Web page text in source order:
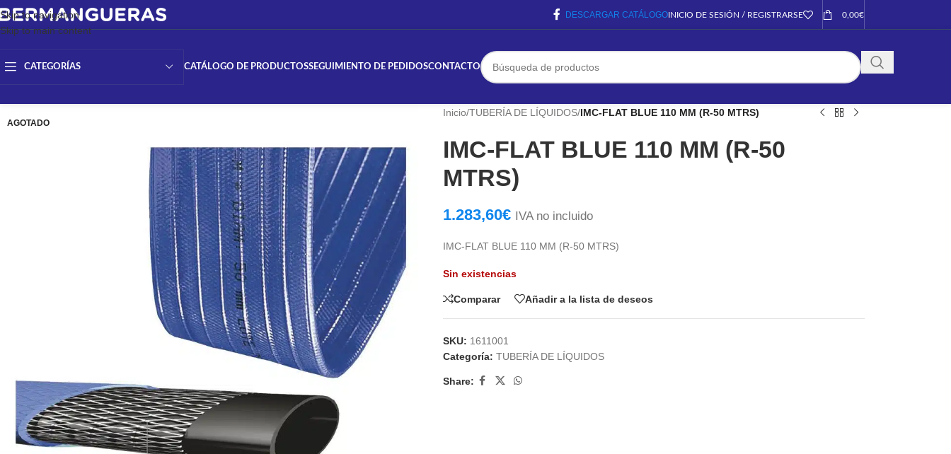
Skip to navigation
Skip to main content
DESCARGAR CATÁLOGOINICIO DE SESIÓN / REGISTRARSE 0,00€
CATEGORÍAS CATÁLOGO DE PRODUCTOSSEGUIMIENTO DE PEDIDOSCONTACTO
AGOTADO
Inicio/TUBERÍA DE LÍQUIDOS/IMC-FLAT BLUE 110 MM (R-50 MTRS)
IMC-FLAT BLUE 110 MM (R-50
MTRS)
1.283,60€ IVA no incluido
IMC-FLAT BLUE 110 MM (R-50 MTRS)
Sin existencias
Comparar Añadir a la lista de deseos
SKU: 1611001
Categoría: TUBERÍA DE LÍQUIDOS
Share: